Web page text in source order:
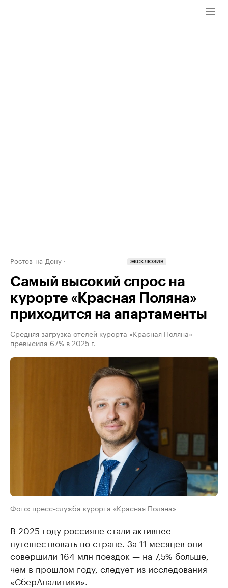
Ростов-на-Дону ЭКСКЛЮЗИВ
Самый высокий спрос на
курорте «Красная Поляна»
приходится на апартаменты
Средняя загрузка отелей курорта «Красная Поляна»
превысила 67% в 2025 г.
Фото: пресс-служба курорта «Красная Поляна»
В 2025 году россияне стали активнее
путешествовать по стране. За 11 месяцев они
совершили 164 млн поездок — на 7,5% больше,
чем в прошлом году, следует из исследования
«СберАналитики».